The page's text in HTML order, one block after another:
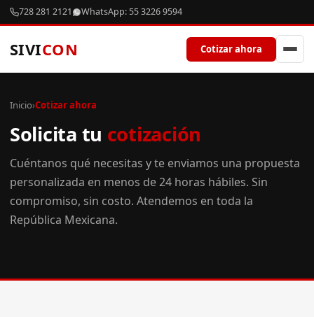
728 281 2121 WhatsApp: 55 3226 9594
SIVICON Cotizar ahora
Inicio›Cotizar ahora
Solicita tu cotización
Cuéntanos qué necesitas y te enviamos una propuesta
personalizada en menos de 24 horas hábiles. Sin
compromiso, sin costo. Atendemos en toda la
República Mexicana.